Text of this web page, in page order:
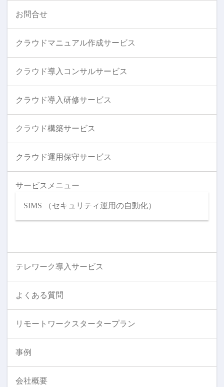
お問合せ
クラウドマニュアル作成サービス
クラウド導入コンサルサービス
クラウド導入研修サービス
クラウド構築サービス
クラウド運用保守サービス
サービスメニュー
SIMS （セキュリティ運用の自動化）
テレワーク導入サービス
よくある質問
リモートワークスタータープラン
事例
会社概要